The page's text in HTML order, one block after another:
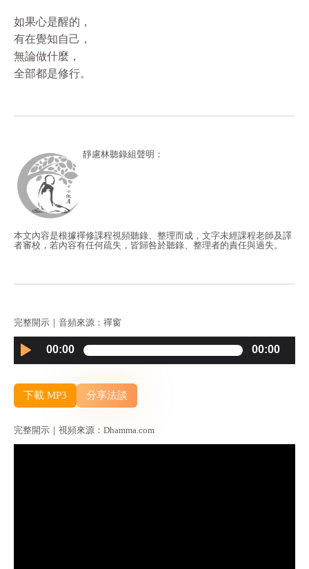
如果心是醒的，
有在覺知自己，
無論做什麼，
全部都是修行。
靜慮林聽錄組聲明：
本文內容是根據禪修課程視頻聽錄、整理而成，文字未經課程老師及譯
者審校，若內容有任何疏失，皆歸咎於聽錄、整理者的責任與過失。
完整開示｜音頻來源：禪窗
Audio
Player
00:00 00:00
下載 MP3 分享法談
完整開示｜視頻來源：Dhamma.com